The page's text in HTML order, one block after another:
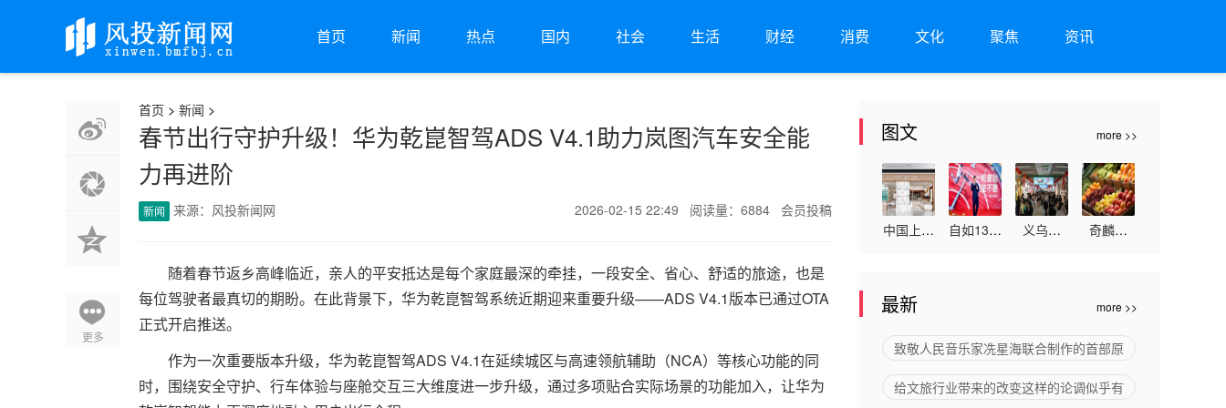
首页 新闻 热点 国内 社会 生活 财经 消费 文化 聚焦 资讯
更多
首页 > 新闻 >
春节出行守护升级！华为乾崑智驾ADS V4.1助力岚图汽车安全能
力再进阶
新闻 来源：风投新闻网 2026-02-15 22:49 阅读量：6884 会员投稿
随着春节返乡高峰临近，亲人的平安抵达是每个家庭最深的牵挂，一段安全、省心、舒适的旅途，也是
每位驾驶者最真切的期盼。在此背景下，华为乾崑智驾系统近期迎来重要升级——ADS V4.1版本已通过OTA
正式开启推送。
作为一次重要版本升级，华为乾崑智驾ADS V4.1在延续城区与高速领航辅助（NCA）等核心功能的同
时，围绕安全守护、行车体验与座舱交互三大维度进一步升级，通过多项贴合实际场景的功能加入，让华为
图文 more >>
中国上市
卡文联名
在同店展
首个能进
自如13周
不动产全
专业管理
义乌文
地“无中
何以长青
奇麟鲜
与低价陷
阱，重塑
新格局
最新 more >>
致敬人民音乐家冼星海联合制作的首部原
给文旅行业带来的改变这样的论调似乎有